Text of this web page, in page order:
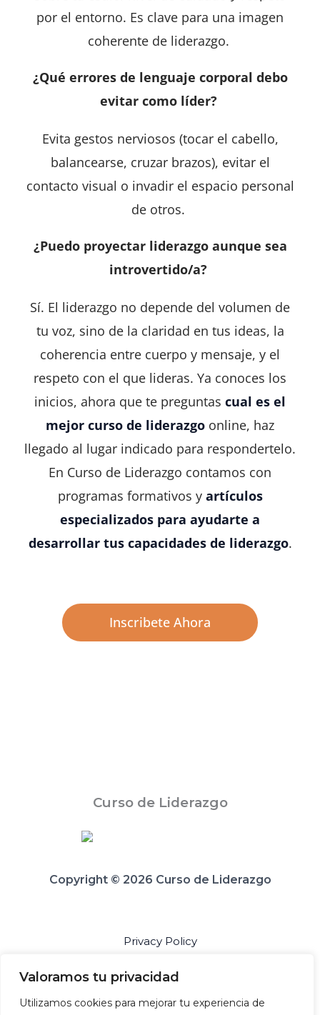
Valoramos tu privacidad
Utilizamos cookies para mejorar tu experiencia de
por el entorno. Es clave para una imagen
coherente de liderazgo.
¿Qué errores de lenguaje corporal debo
evitar como líder?
Evita gestos nerviosos (tocar el cabello,
balancearse, cruzar brazos), evitar el
contacto visual o invadir el espacio personal
de otros.
¿Puedo proyectar liderazgo aunque sea
introvertido/a?
Sí. El liderazgo no depende del volumen de
tu voz, sino de la claridad en tus ideas, la
coherencia entre cuerpo y mensaje, y el
respeto con el que lideras. Ya conoces los
inicios, ahora que te preguntas cual es el
mejor curso de liderazgo online, haz
llegado al lugar indicado para respondertelo.
En Curso de Liderazgo contamos con
programas formativos y artículos
especializados para ayudarte a
desarrollar tus capacidades de liderazgo.
Inscribete Ahora
Curso de Liderazgo
Copyright © 2026 Curso de Liderazgo
Privacy Policy